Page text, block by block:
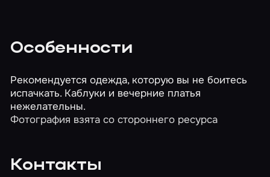
Особенности
Рекомендуется одежда, которую вы не боитесь
испачкать. Каблуки и вечерние платья
нежелательны.
Фотография взята со стороннего ресурса
Контакты